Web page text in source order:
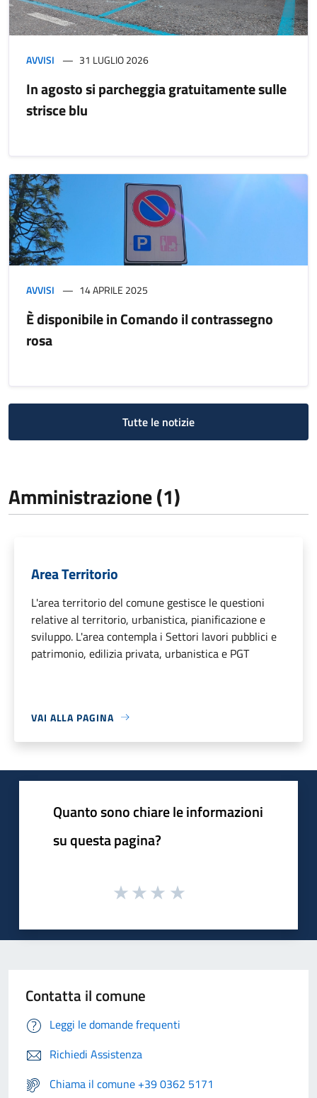
AVVISI 31 LUGLIO 2026
In agosto si parcheggia gratuitamente sulle
strisce blu
AVVISI 14 APRILE 2025
È disponibile in Comando il contrassegno
rosa
Tutte le notizie
Amministrazione (1)
Area Territorio
L'area territorio del comune gestisce le questioni
relative al territorio, urbanistica, pianificazione e
sviluppo. L'area contempla i Settori lavori pubblici e
patrimonio, edilizia privata, urbanistica e PGT
VAI ALLA PAGINA
Quanto sono chiare le informazioni
su questa pagina?
Contatta il comune
Leggi le domande frequenti
Richiedi Assistenza
Chiama il comune +39 0362 5171